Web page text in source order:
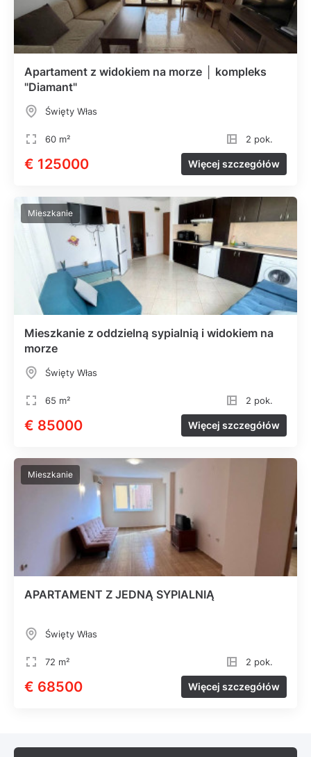
Apartament z widokiem na morze │ kompleks
"Diamant"
Święty Włas
60 m² 2 pok.
€ 125000 Więcej szczegółów
Mieszkanie
Mieszkanie z oddzielną sypialnią i widokiem na
morze
Święty Włas
65 m² 2 pok.
€ 85000 Więcej szczegółów
Mieszkanie
APARTAMENT Z JEDNĄ SYPIALNIĄ
Święty Włas
72 m² 2 pok.
€ 68500 Więcej szczegółów